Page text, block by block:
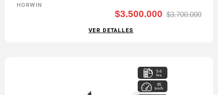
HORWIN
$3.500.000 $3.700.000
VER DETALLES
5-6
hrs
85
km/h